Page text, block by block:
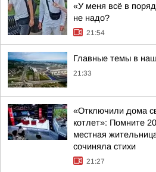
«У меня всё в
не надо?
21:54
Главные темы в
21:33
«Отключили дома
котлет»: Помните
местная
сочиняла стихи
21:27